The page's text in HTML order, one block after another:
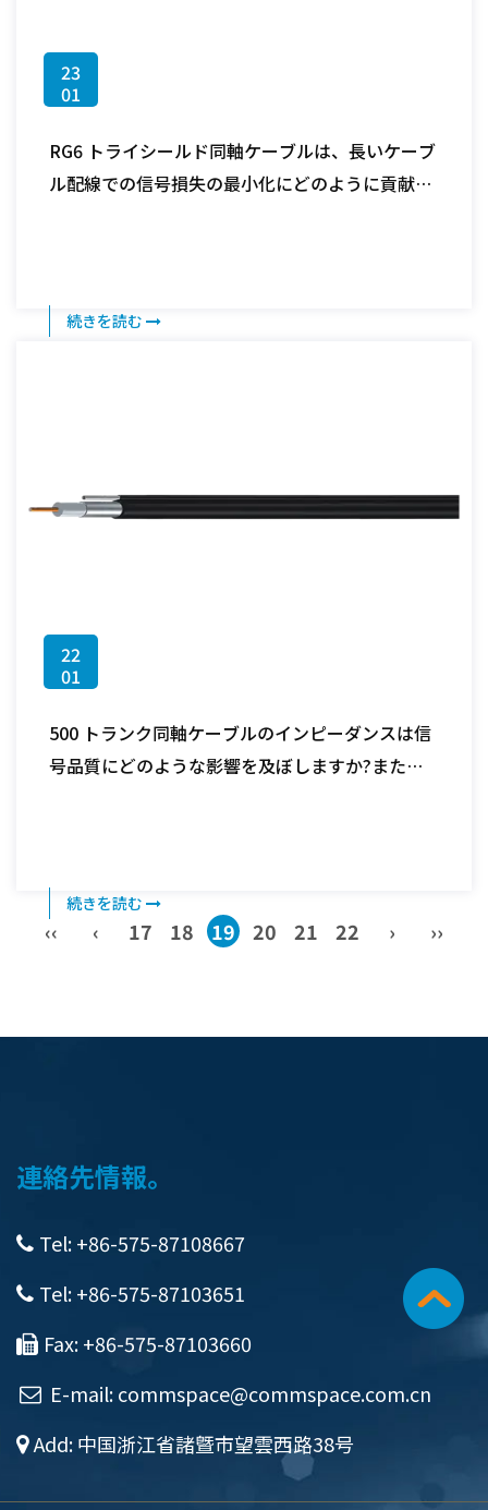
23
01
RG6 トライシールド同軸ケーブルは、長いケーブ
ル配線での信号損失の最小化にどのように貢献し
続きを読む
22
01
500 トランク同軸ケーブルのインピーダンスは信
号品質にどのような影響を及ぼしますか?また、
続きを読む
‹‹ ‹ 17 18 19 20 21 22 › ››
連絡先情報。
Tel: +86-575-87108667
Tel: +86-575-87103651
Fax: +86-575-87103660
E-mail:commspace@commspace.com.cn
Add: 中国浙江省諸曁市望雲西路38号